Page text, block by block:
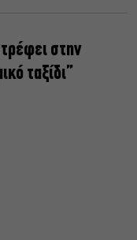
στην
ταξίδι”